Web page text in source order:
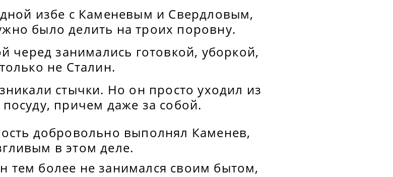
избе с Каменевым и Свердловым,
было делить на троих поровну.
черед занимались готовкой, уборкой,
не Сталин.
стычки. Но он просто уходил из
причем даже за собой.
добровольно выполнял Каменев,
в этом деле.
тем более не занимался своим бытом,